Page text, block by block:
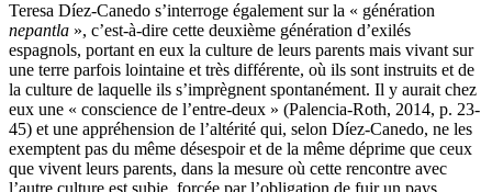
Teresa Díez-Canedo s’interroge également sur la « génération
nepantla », c’est-à-dire cette deuxième génération d’exilés
espagnols, portant en eux la culture de leurs parents mais vivant sur
une terre parfois lointaine et très différente, où ils sont instruits et de
la culture de laquelle ils s’imprègnent spontanément. Il y aurait chez
eux une « conscience de l’entre-deux » (Palencia-Roth, 2014, p. 23-
45) et une appréhension de l’altérité qui, selon Díez-Canedo, ne les
exemptent pas du même désespoir et de la même déprime que ceux
que vivent leurs parents, dans la mesure où cette rencontre avec